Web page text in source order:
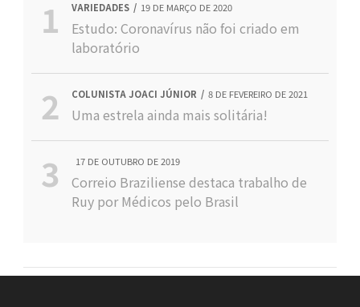
VARIEDADES 19 DE MARÇO DE 2020
Estudo: Coronavírus não foi criado em
laboratório
COLUNISTA JOACI JÚNIOR 8 DE FEVEREIRO DE 2021
Uma estrela ainda mais solitária!
17 DE OUTUBRO DE 2019
Correio Braziliense destaca trabalho de
Ruy por Médicos pelo Brasil